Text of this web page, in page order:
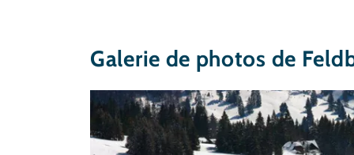
Galerie de photos de